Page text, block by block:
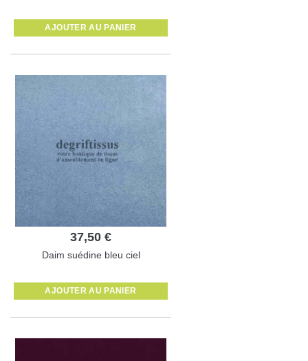
AJOUTER AU PANIER
37,50 €
Daim suédine bleu ciel
AJOUTER AU PANIER